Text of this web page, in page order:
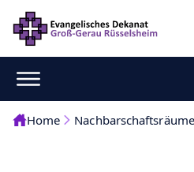
Home Nachbarschaftsräume